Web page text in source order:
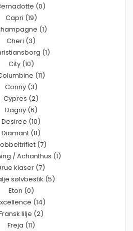
(0)
Capri (19)
(1)
Cheri (3)
(1)
City (10)
(11)
Conny (3)
Cypres (2)
Dagny (6)
Desiree (10)
Diamant (8)
(7)
/ Achanthus (1)
klaser (7)
sølvbestik (5)
Eton (0)
(14)
lilje (2)
Freja (11)